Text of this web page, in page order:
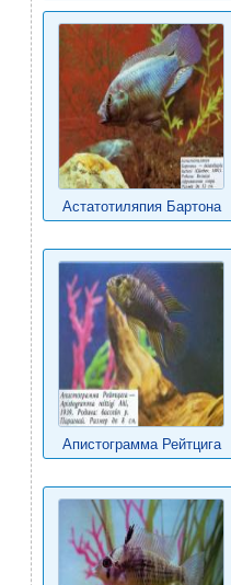
Астатотиляпия Бартона
Апистограмма Рейтцига